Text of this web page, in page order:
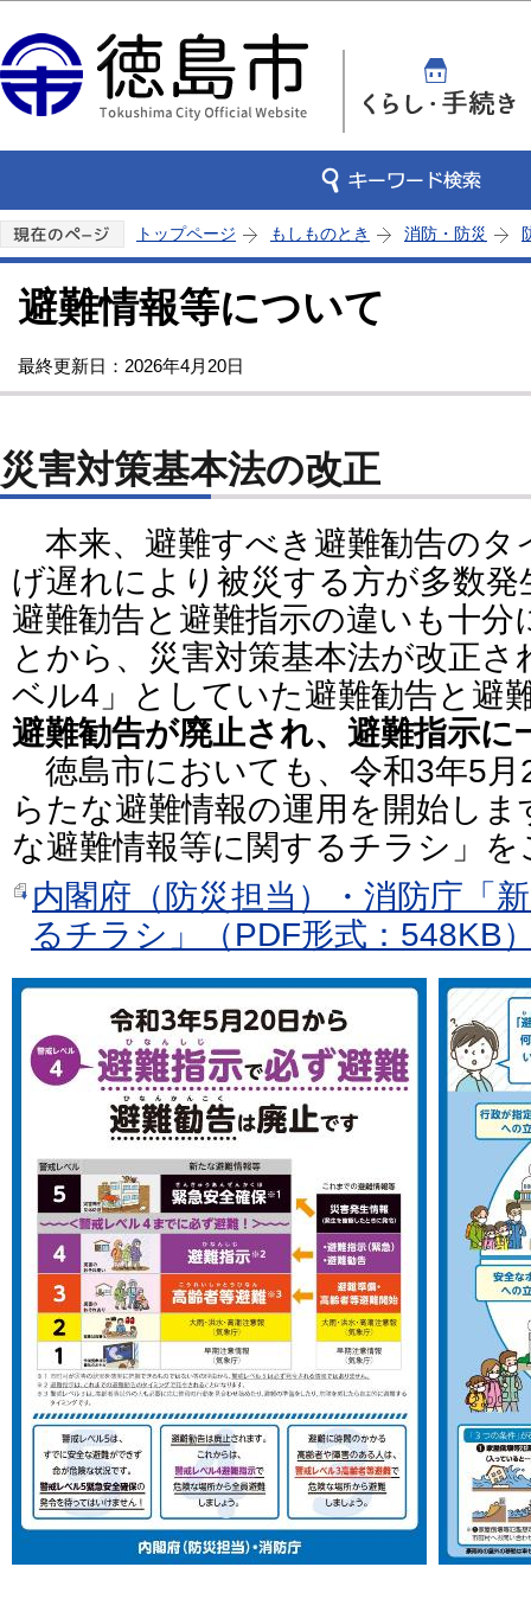
トップページ もしものとき 消防・防災
避難情報等について
最終更新日：2026年4月20日
災害対策基本法の改正
本来、避難すべき避難勧告のタ
げ遅れにより被災する方が多数
避難勧告と避難指示の違いも十
とから、災害対策基本法が改正
ベル4」としていた避難勧告と避
避難勧告が廃止され、避難指示に
徳島市においても、令和3年5月
らたな避難情報の運用を開始し
な避難情報等に関するチラシ」
内閣府（防災担当）・消防庁「
るチラシ」（PDF形式：548KB